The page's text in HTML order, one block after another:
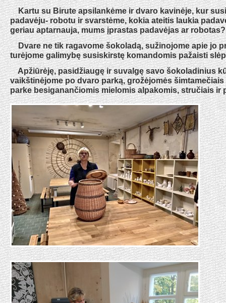
Kartu su Birute apsilankėme ir dvaro kavinėje, kur
padavėju- robotu ir svarstėme, kokia ateitis laukia
geriau aptarnauja, mums įprastas padavėjas ar robotas?
Dvare ne tik ragavome šokoladą, sužinojome apie jo
turėjome galimybę susiskirstę komandomis pažaisti
Apžiūrėję, pasidžiaugę ir suvalgę savo šokoladinius
vaikštinėjome po dvaro parką, grožėjomės šimtamečiais
parke besiganančiomis mielomis alpakomis, stručiais ir